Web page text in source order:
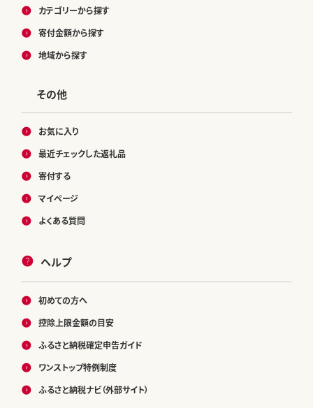
カテゴリーから探す
寄付金額から探す
地域から探す
その他
お気に入り
最近チェックした返礼品
寄付する
マイページ
よくある質問
ヘルプ
初めての方へ
控除上限金額の目安
ふるさと納税確定申告ガイド
ワンストップ特例制度
ふるさと納税ナビ（外部サイト）